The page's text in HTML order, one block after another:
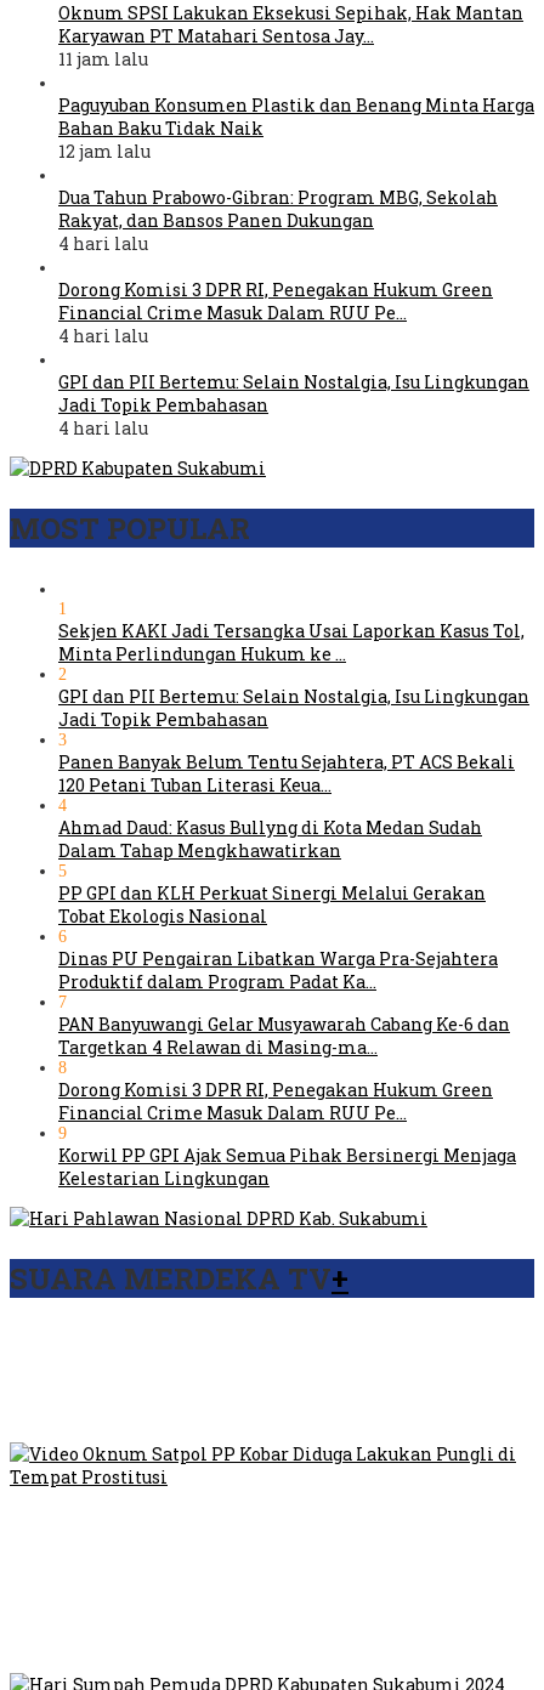
Oknum SPSI Lakukan Eksekusi Sepihak, Hak Mantan
Karyawan PT Matahari Sentosa Jay…
11 jam lalu
Paguyuban Konsumen Plastik dan Benang Minta Harga
Bahan Baku Tidak Naik
12 jam lalu
Dua Tahun Prabowo-Gibran: Program MBG, Sekolah
Rakyat, dan Bansos Panen Dukungan
4 hari lalu
Dorong Komisi 3 DPR RI, Penegakan Hukum Green
Financial Crime Masuk Dalam RUU Pe…
4 hari lalu
GPI dan PII Bertemu: Selain Nostalgia, Isu Lingkungan
Jadi Topik Pembahasan
4 hari lalu
MOST POPULAR
1
Sekjen KAKI Jadi Tersangka Usai Laporkan Kasus Tol,
Minta Perlindungan Hukum ke …
2
GPI dan PII Bertemu: Selain Nostalgia, Isu Lingkungan
Jadi Topik Pembahasan
3
Panen Banyak Belum Tentu Sejahtera, PT ACS Bekali
120 Petani Tuban Literasi Keua…
4
Ahmad Daud: Kasus Bullyng di Kota Medan Sudah
Dalam Tahap Mengkhawatirkan
5
PP GPI dan KLH Perkuat Sinergi Melalui Gerakan
Tobat Ekologis Nasional
6
Dinas PU Pengairan Libatkan Warga Pra-Sejahtera
Produktif dalam Program Padat Ka…
7
PAN Banyuwangi Gelar Musyawarah Cabang Ke-6 dan
Targetkan 4 Relawan di Masing-ma…
8
Dorong Komisi 3 DPR RI, Penegakan Hukum Green
Financial Crime Masuk Dalam RUU Pe…
9
Korwil PP GPI Ajak Semua Pihak Bersinergi Menjaga
Kelestarian Lingkungan
SUARA MERDEKA TV+